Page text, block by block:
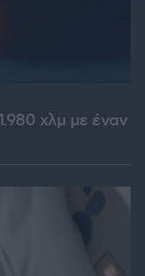
χλμ με έναν